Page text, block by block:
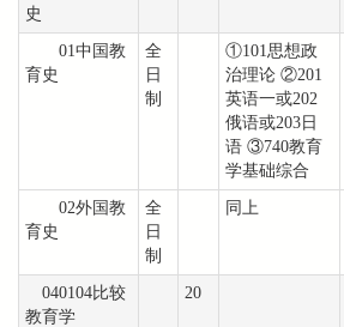
史
01中国教
育史
全
日
制
①101思想政
治理论 ②201
英语一或202
俄语或203日
语 ③740教育
学基础综合
02外国教
育史
全
日
制
同上
040104比较
教育学
20